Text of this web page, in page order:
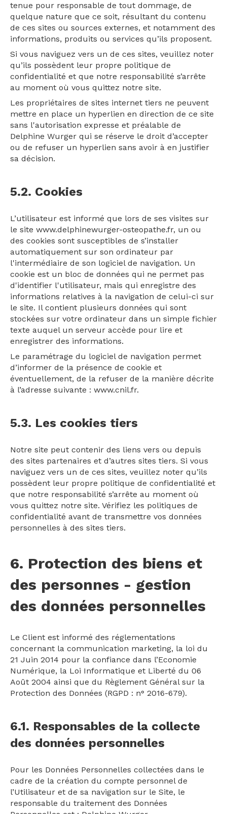
tenue pour responsable de tout dommage, de
quelque nature que ce soit, résultant du contenu
de ces sites ou sources externes, et notamment des
informations, produits ou services qu’ils proposent.
Si vous naviguez vers un de ces sites, veuillez noter
qu’ils possèdent leur propre politique de
confidentialité et que notre responsabilité s’arrête
au moment où vous quittez notre site.
Les propriétaires de sites internet tiers ne peuvent
mettre en place un hyperlien en direction de ce site
sans l'autorisation expresse et préalable de
Delphine Wurger qui se réserve le droit d’accepter
ou de refuser un hyperlien sans avoir à en justifier
sa décision.
5.2. Cookies
L’utilisateur est informé que lors de ses visites sur
le site www.delphinewurger-osteopathe.fr, un ou
des cookies sont susceptibles de s’installer
automatiquement sur son ordinateur par
l'intermédiaire de son logiciel de navigation. Un
cookie est un bloc de données qui ne permet pas
d'identifier l'utilisateur, mais qui enregistre des
informations relatives à la navigation de celui-ci sur
le site. Il contient plusieurs données qui sont
stockées sur votre ordinateur dans un simple fichier
texte auquel un serveur accède pour lire et
enregistrer des informations.
Le paramétrage du logiciel de navigation permet
d’informer de la présence de cookie et
éventuellement, de la refuser de la manière décrite
à l’adresse suivante : www.cnil.fr.
5.3. Les cookies tiers
Notre site peut contenir des liens vers ou depuis
des sites partenaires et d’autres sites tiers. Si vous
naviguez vers un de ces sites, veuillez noter qu’ils
possèdent leur propre politique de confidentialité et
que notre responsabilité s’arrête au moment où
vous quittez notre site. Vérifiez les politiques de
confidentialité avant de transmettre vos données
personnelles à des sites tiers.
6. Protection des biens et
des personnes - gestion
des données personnelles
Le Client est informé des réglementations
concernant la communication marketing, la loi du
21 Juin 2014 pour la confiance dans l’Economie
Numérique, la Loi Informatique et Liberté du 06
Août 2004 ainsi que du Règlement Général sur la
Protection des Données (RGPD : n° 2016-679).
6.1. Responsables de la collecte
des données personnelles
Pour les Données Personnelles collectées dans le
cadre de la création du compte personnel de
l’Utilisateur et de sa navigation sur le Site, le
responsable du traitement des Données